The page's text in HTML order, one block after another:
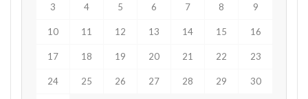
3 4 5 6 7 8 9
10 11 12 13 14 15 16
17 18 19 20 21 22 23
24 25 26 27 28 29 30